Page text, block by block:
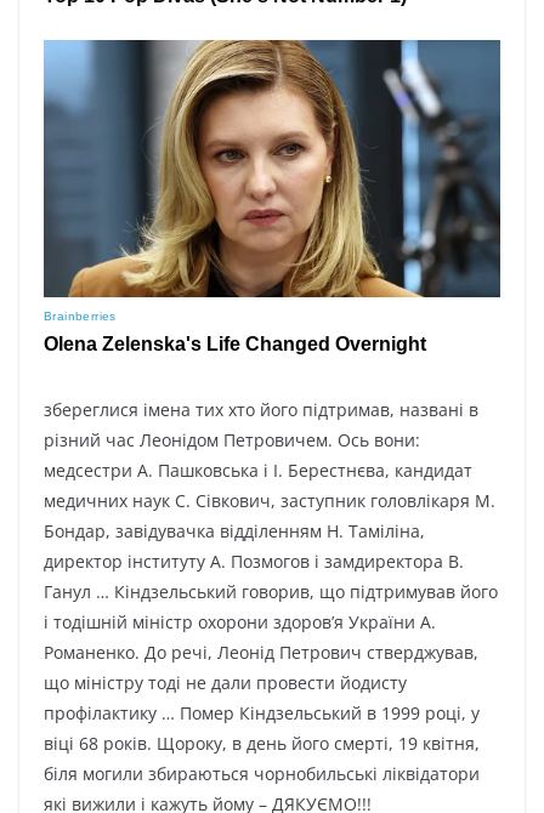
збереглися імена тих хто його підтримав, названі в
різний час Леонідом Петровичем. Ось вони:
медсестри А. Пашковська і І. Берестнєва, кандидат
медичних наук С. Сівкович, заступник головлікаря М.
Бондар, завідувачка відділенням Н. Таміліна,
директор інституту А. Позмогов і замдиректора В.
Ганул … Кіндзельський говорив, що підтримував його
і тодішній міністр охорони здоров’я України А.
Романенко. До речі, Леонід Петрович стверджував,
що міністру тоді не дали провести йодисту
профілактику … Помер Кіндзельський в 1999 році, у
віці 68 років. Щороку, в день його смерті, 19 квітня,
біля могили збираються чорнобильські ліквідатори
які вижили і кажуть йому – ДЯКУЄМО!!!